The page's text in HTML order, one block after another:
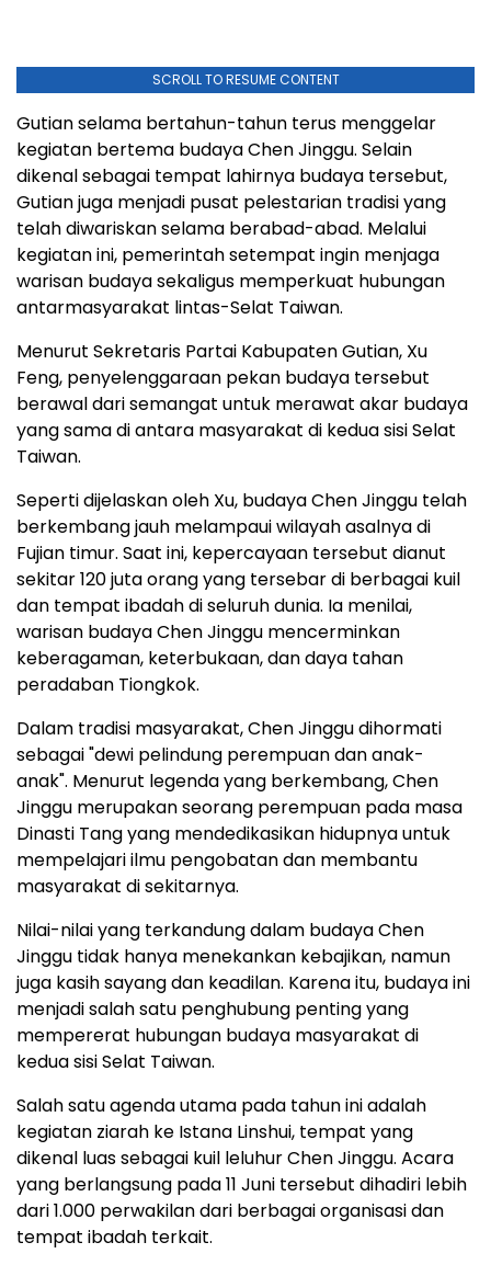
SCROLL TO RESUME CONTENT
Gutian selama bertahun-tahun terus menggelar
kegiatan bertema budaya Chen Jinggu. Selain
dikenal sebagai tempat lahirnya budaya tersebut,
Gutian juga menjadi pusat pelestarian tradisi yang
telah diwariskan selama berabad-abad. Melalui
kegiatan ini, pemerintah setempat ingin menjaga
warisan budaya sekaligus memperkuat hubungan
antarmasyarakat lintas-Selat Taiwan.
Menurut Sekretaris Partai Kabupaten Gutian, Xu
Feng, penyelenggaraan pekan budaya tersebut
berawal dari semangat untuk merawat akar budaya
yang sama di antara masyarakat di kedua sisi Selat
Taiwan.
Seperti dijelaskan oleh Xu, budaya Chen Jinggu telah
berkembang jauh melampaui wilayah asalnya di
Fujian timur. Saat ini, kepercayaan tersebut dianut
sekitar 120 juta orang yang tersebar di berbagai kuil
dan tempat ibadah di seluruh dunia. Ia menilai,
warisan budaya Chen Jinggu mencerminkan
keberagaman, keterbukaan, dan daya tahan
peradaban Tiongkok.
Dalam tradisi masyarakat, Chen Jinggu dihormati
sebagai "dewi pelindung perempuan dan anak-
anak". Menurut legenda yang berkembang, Chen
Jinggu merupakan seorang perempuan pada masa
Dinasti Tang yang mendedikasikan hidupnya untuk
mempelajari ilmu pengobatan dan membantu
masyarakat di sekitarnya.
Nilai-nilai yang terkandung dalam budaya Chen
Jinggu tidak hanya menekankan kebajikan, namun
juga kasih sayang dan keadilan. Karena itu, budaya ini
menjadi salah satu penghubung penting yang
mempererat hubungan budaya masyarakat di
kedua sisi Selat Taiwan.
Salah satu agenda utama pada tahun ini adalah
kegiatan ziarah ke Istana Linshui, tempat yang
dikenal luas sebagai kuil leluhur Chen Jinggu. Acara
yang berlangsung pada 11 Juni tersebut dihadiri lebih
dari 1.000 perwakilan dari berbagai organisasi dan
tempat ibadah terkait.